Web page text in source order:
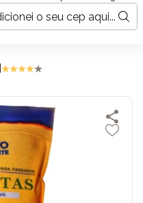
Forte para